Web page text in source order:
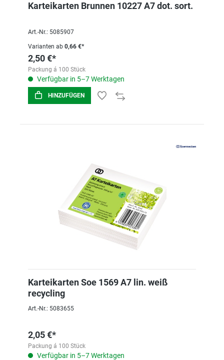
Karteikarten Brunnen 10227 A7 dot. sort.
Art.-Nr.: 5085907
Varianten ab 0,66 €*
2,50 €*
Packung á 100 Stück
Verfügbar in 5–7 Werktagen
HINZUFÜGEN
Karteikarten Soe 1569 A7 lin. weiß
recycling
Art.-Nr.: 5083655
2,05 €*
Packung á 100 Stück
Verfügbar in 5–7 Werktagen